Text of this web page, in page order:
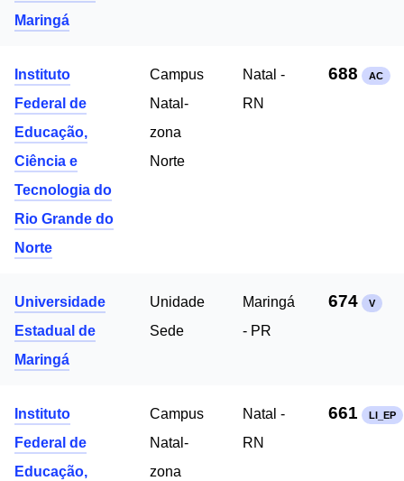
Maringá
Instituto
Federal de
Educação,
Ciência e
Tecnologia do
Rio Grande do
Norte
Campus
Natal-
zona
Norte
Natal -
RN
688 AC
Universidade
Estadual de
Maringá
Unidade
Sede
Maringá
- PR
674 V
Instituto
Federal de
Educação,
Campus
Natal-
zona
Natal -
RN
661 LI_EP